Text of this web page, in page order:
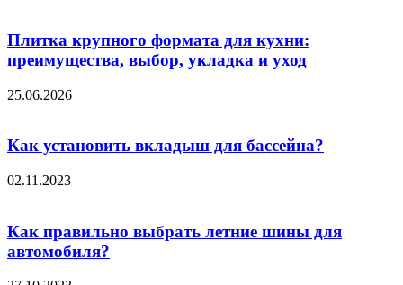
Плитка крупного формата для кухни:
преимущества, выбор, укладка и уход
25.06.2026
Как установить вкладыш для бассейна?
02.11.2023
Как правильно выбрать летние шины для
автомобиля?